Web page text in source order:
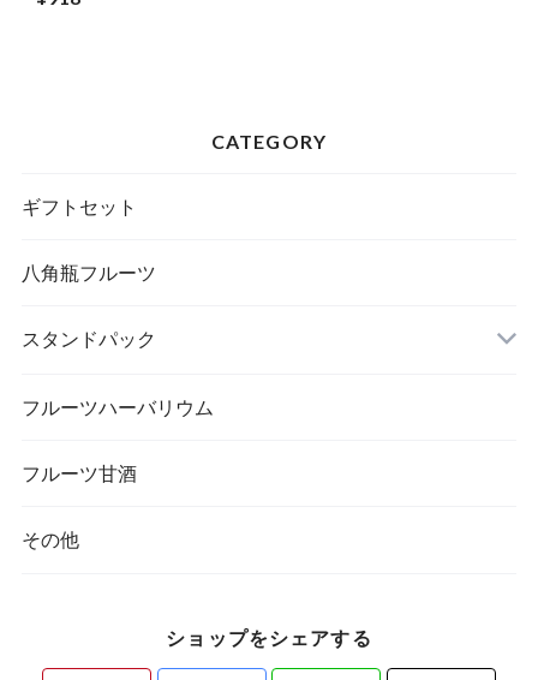
CATEGORY
ギフトセット
八角瓶フルーツ
スタンドパック
フルーツハーバリウム
フルーツ甘酒
その他
ショップをシェアする